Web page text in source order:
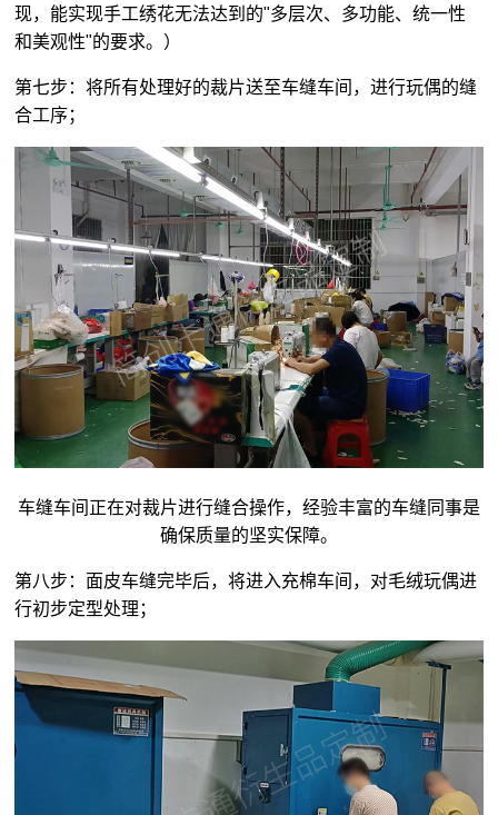
现，能实现手工绣花无法达到的"多层次、多功能、统一性
和美观性"的要求。）
第七步：将所有处理好的裁片送至车缝车间，进行玩偶的缝
合工序；
车缝车间正在对裁片进行缝合操作，经验丰富的车缝同事是
确保质量的坚实保障。
第八步：面皮车缝完毕后，将进入充棉车间，对毛绒玩偶进
行初步定型处理；